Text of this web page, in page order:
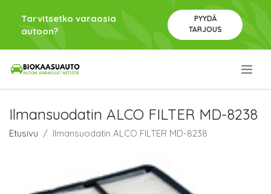
Tarvitsetko varaosia
autoon?
PYYDÄ
TARJOUS
Ilmansuodatin ALCO FILTER MD-8238
Etusivu Ilmansuodatin ALCO FILTER MD-8238